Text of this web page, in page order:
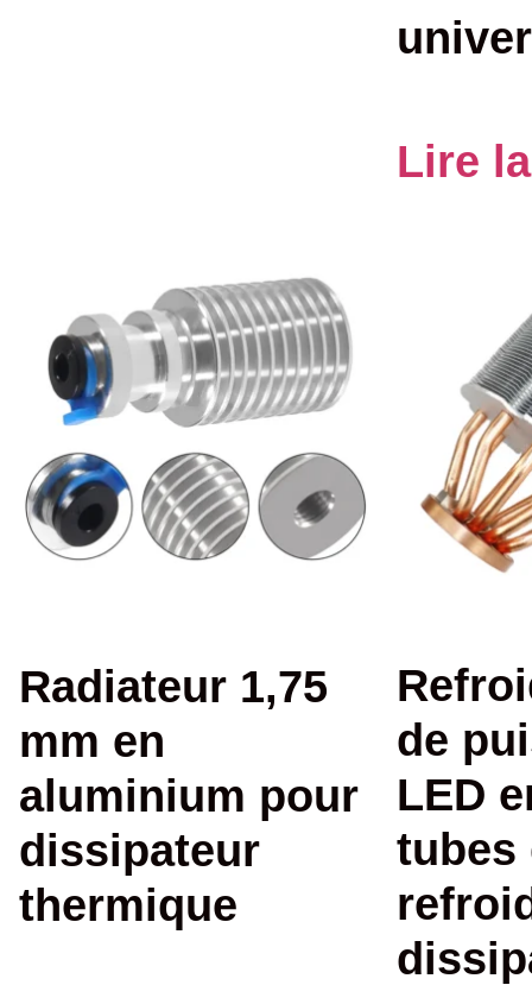
Lire
Radiateur 1,75
mm en
aluminium pour
dissipateur
thermique
de
LED
tubes